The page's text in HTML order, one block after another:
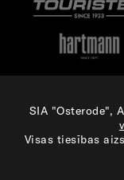
SIA "Osterode",
Visas tiesības